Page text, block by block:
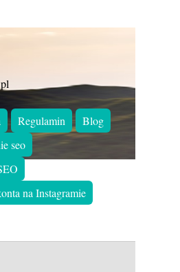
Regulamin
Blog
seo
na Instagramie